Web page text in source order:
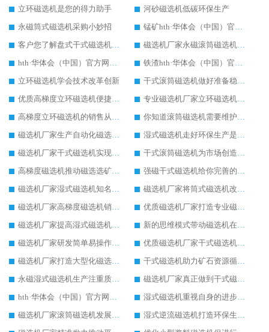
立环磁选机是您的得力助手
河砂磁选机低碳环保生产
永磁筒式磁选机采购小妙招
锰矿hth·华体会（中国）官方网站-hth.com 不辜负您的信赖
客户您了解盘式干式磁选机的优势吗
磁选机厂家永磁滚筒磁选机重在创新生产
hth·华体会（中国）官方网站-hth.com 的核心生产力是创新
铁渣hth·华体会（中国）官方网站-hth.com 利用率高效果好
立环磁选机学会技术改革创新
干式滚筒磁选机做好准备稳定发展
优质高梯度立环磁选机便捷高效生产
专业磁选机厂家立环磁选机使用有保障
高梯度立环磁选机的销售从不打价格战
你知道滚筒磁选机需要维护保养吗
磁选机厂家生产自动化磁选机设备
湿式磁选机走好环保生产是王道
磁选机厂家干式磁选机实现低碳生产
干式滚筒磁选机为市场创造更多价值
高梯度磁选机推动磁选选矿设备行业的发展
强磁干式磁选机给你完善的配套生产服务
磁选机厂家湿式磁选机知名度更高
磁选机厂家将筒式磁选机改革进行到底
磁选机厂家高梯度磁选机销量高
优质磁选机厂家打造专业磁选机
磁选机厂家提高湿式磁选机工作能力
新的思维模式带动磁选机在厂家更好发展
磁选机厂家研发简单易操作的干式磁选机
优质磁选机厂家干式磁选机脚踏实地的生产
磁选机厂家打造大型化磁选机选矿设备
干式磁选机助力矿石资源循环利用
永磁湿式磁选机生产注重质量问题
磁选机厂家真正做到干式磁选机高效率生产
hth·华体会（中国）官方网站-hth.com 的首要任务是产业转型升级
湿式磁选机重视自身的进步和发展
磁选机厂家滚筒磁选机发展又快又稳
湿式逆流磁选机打造环保生产理念